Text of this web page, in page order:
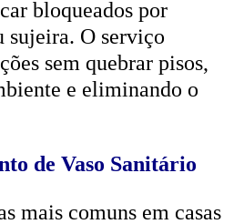
bloqueados por
sujeira. O serviço
sem quebrar pisos,
e eliminando o
de Vaso Sanitário
mais comuns em casas